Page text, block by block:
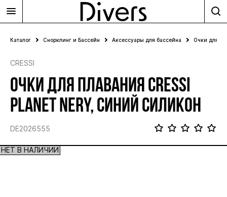
Каталог Снорклинг и Бассейн Аксессуары для бассейна Очки для
CRESSI
ОЧКИ ДЛЯ ПЛАВАНИЯ CRESSI
PLANET NERY, СИНИЙ СИЛИКОН
DE2026555
НЕТ В НАЛИЧИИ